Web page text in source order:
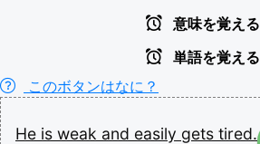
意味を覚える
単語を覚える
このボタンはなに？
He is weak and easily gets tired.